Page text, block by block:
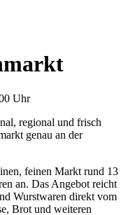
Uhr
regional und frisch
genau an der
feinen Markt rund 13
an. Das Angebot reicht
Wurstwaren direkt vom
Brot und weiteren